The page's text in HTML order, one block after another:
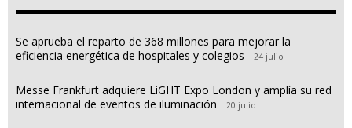
Se aprueba el reparto de 368 millones para mejorar la
eficiencia energética de hospitales y colegios
24 julio
Messe Frankfurt adquiere LiGHT Expo London y amplía su red
internacional de eventos de iluminación
20 julio